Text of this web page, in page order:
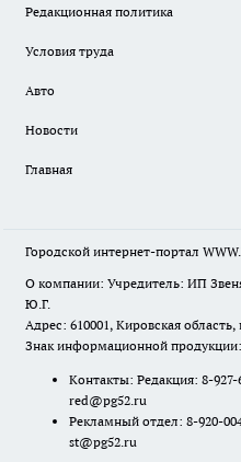
Редакционная политика
Условия труда
Авто
Новости
Главная
Городской интернет-портал
О компании: Учредитель: ИП
Ю.Г.
Адрес: 610001, Кировская
Знак информационной
Контакты: Редакция: 8-
red@pg52.ru
Рекламный отдел: 8-920-
st@pg52.ru